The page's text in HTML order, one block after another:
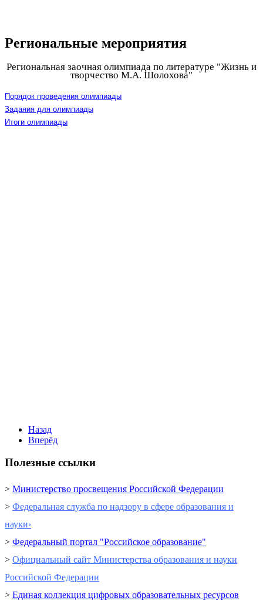
Региональные мероприятия
Региональная заочная олимпиада по литературе "Жизнь и
творчество М.А. Шолохова"
Порядок проведения олимпиады
Задания для олимпиады
Итоги олимпиады
Назад
Вперёд
Полезные ссылки
> Министерство просвещения Российской Федерации
> Федеральная служба по надзору в сфере образования и
науки›
> Федеральный портал "Российское образование"
> Официальный сайт Министерства образования и науки
Российской Федерации
> Единая коллекция цифровых образовательных ресурсов